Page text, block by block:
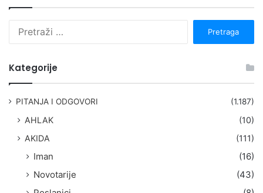
Kategorije
PITANJA I ODGOVORI (1.187)
AHLAK
(10)
AKIDA
(111)
Iman
(16)
Novotarije
(43)